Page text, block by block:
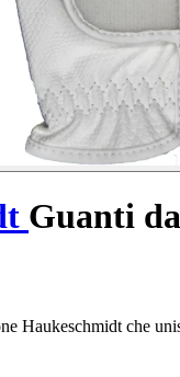
Guanti
Haukeschmidt che